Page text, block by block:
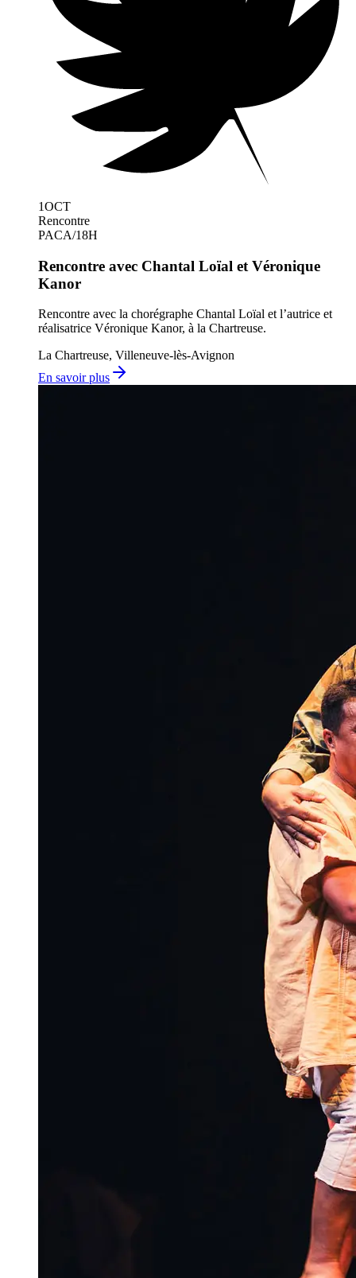
1OCT
Rencontre
PACA/18H
Rencontre avec Chantal Loïal et Véronique
Kanor
Rencontre avec la chorégraphe Chantal Loïal et l’autrice et
réalisatrice Véronique Kanor, à la Chartreuse.
La Chartreuse, Villeneuve-lès-Avignon
En savoir plus